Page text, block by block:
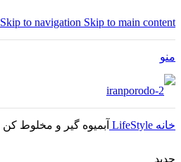
Skip to navigation Skip to main content
منو
خانه LifeStyle آبمیوه گیر و مخلوط کن Porodo مدل PD-P120JS
جدید